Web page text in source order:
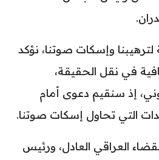
وإسكات صوتنا، نؤكد
في نقل الحقيقة،
إذ سنقيم دعوى أمام
التي تحاول إسكات صوتنا.
العراقي العادل، ورئيس